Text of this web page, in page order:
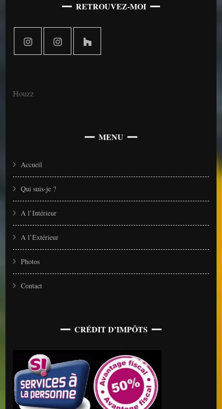
RETROUVEZ-MOI
Houzz
MENU
Accueil
Qui suis-je ?
A l’Intérieur
A l’Extérieur
Photos
Contact
CRÉDIT D’IMPÔTS